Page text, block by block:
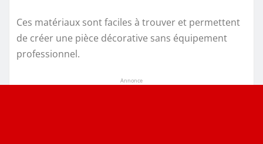
Ces matériaux sont faciles à trouver et permettent
de créer une pièce décorative sans équipement
professionnel.
Annonce